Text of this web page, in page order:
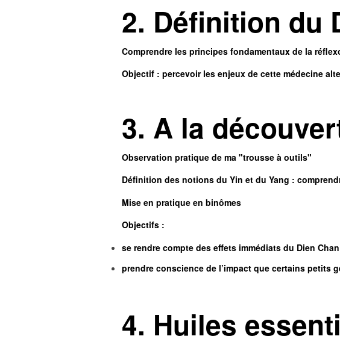
2. Définition du
Comprendre les principes fondamentaux de la
Objectif : percevoir les enjeux de cette médecine
3. A la
Observation pratique de ma "trousse à outils"
Définition des notions du Yin et du Yang :
Mise en pratique en binômes
Objectifs :
se rendre compte des effets immédiats du Dien
prendre conscience de l’impact que certains petits
4. Huiles